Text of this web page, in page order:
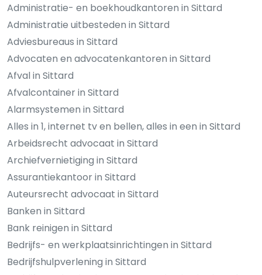
Administratie- en boekhoudkantoren in Sittard
Administratie uitbesteden in Sittard
Adviesbureaus in Sittard
Advocaten en advocatenkantoren in Sittard
Afval in Sittard
Afvalcontainer in Sittard
Alarmsystemen in Sittard
Alles in 1, internet tv en bellen, alles in een in Sittard
Arbeidsrecht advocaat in Sittard
Archiefvernietiging in Sittard
Assurantiekantoor in Sittard
Auteursrecht advocaat in Sittard
Banken in Sittard
Bank reinigen in Sittard
Bedrijfs- en werkplaatsinrichtingen in Sittard
Bedrijfshulpverlening in Sittard